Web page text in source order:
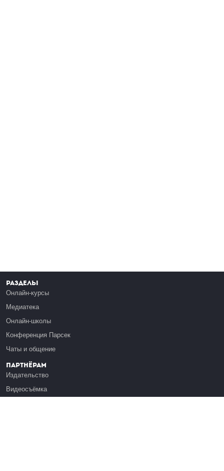
Разделы
Онлайн-курсы
Медиатека
Онлайн-школы
Конференция Парсек
Чаты и общение
Партнёрам
Издательство
Видеосъёмка